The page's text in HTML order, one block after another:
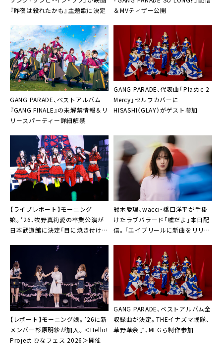
『昨夜は殺れたかも』主題歌に決定
＆MVティザー公開
GANG PARADE、ベストアルバム
『GANG FINALE』の未解禁情報＆リ
リースパーティー詳細解禁
GANG PARADE、代表曲「Plastic 2
Mercy」セルフカバーに
HISASHI（GLAY）がゲスト参加
【ライブレポート】モーニング
娘。’26、牧野真莉愛の卒業公演が
日本武道館に決定「目に焼き付けて
鈴木愛理、wacci・橋口洋平が手掛
けたラブバラード「嘘だよ」本日配
信。「エイプリールに新曲をリリー
【レポート】モーニング娘。’26に新
メンバー杉原明紗が加入。＜Hello!
Project ひなフェス 2026＞開催
GANG PARADE、ベストアルバム全
収録曲が決定。THEイナズマ戦隊、
草野華余子、MEGら制作参加